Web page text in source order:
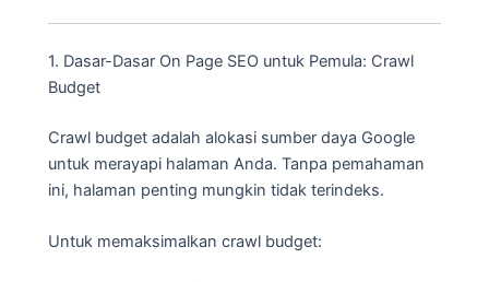
1. Dasar-Dasar On Page SEO untuk Pemula: Crawl
Budget
Crawl budget adalah alokasi sumber daya Google
untuk merayapi halaman Anda. Tanpa pemahaman
ini, halaman penting mungkin tidak terindeks.
Untuk memaksimalkan crawl budget: